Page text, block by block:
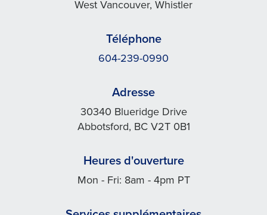
West Vancouver, Whistler
Téléphone
604-239-0990
Adresse
30340 Blueridge Drive
Abbotsford, BC V2T 0B1
Heures d'ouverture
Mon - Fri: 8am - 4pm PT